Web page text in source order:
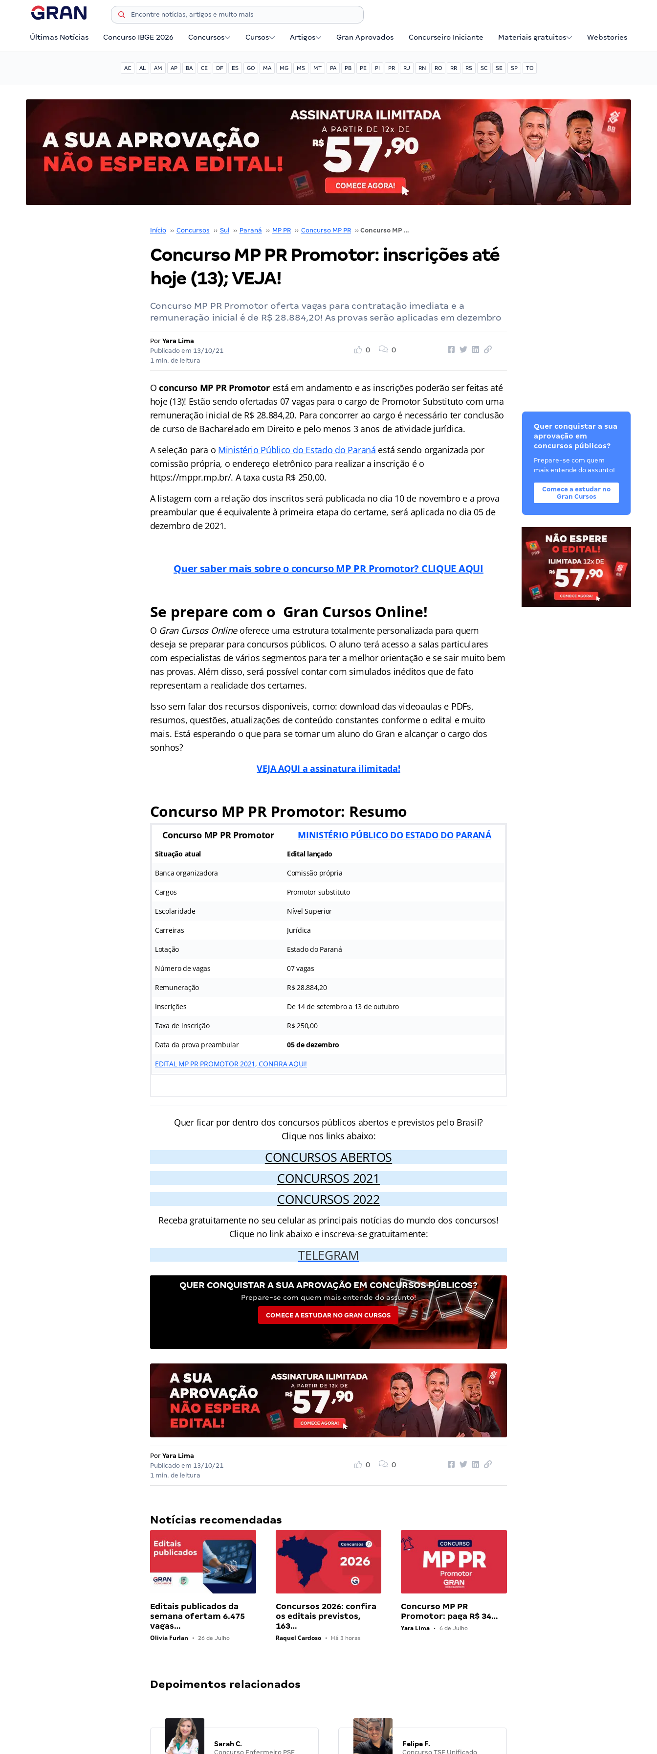
Últimas Notícias Concurso IBGE 2026 Concursos Cursos Artigos Gran Aprovados Concurseiro Iniciante Materiais gratuitos Webstories
AC AL AM AP BA CE DF ES GO MA MG MS MT PA PB PE PI PR RJ RN RO RR RS SC SE SP TO
Início ›› Concursos ›› Sul ›› Paraná ›› MP PR ›› Concurso MP PR ›› Concurso MP PR Promotor: inscrições até hoje (13); VEJA!
Concurso MP PR Promotor: inscrições até
hoje (13); VEJA!
Concurso MP PR Promotor oferta vagas para contratação imediata e a
remuneração inicial é de R$ 28.884,20! As provas serão aplicadas em dezembro
Por Yara Lima
Publicado em 13/10/21
1 min. de leitura
0 0
Oconcurso MP PR Promotorestá em andamento e as inscrições poderão ser feitas até
hoje (13)! Estão sendo ofertadas 07 vagas para o cargo de Promotor Substituto com uma
remuneração inicial de R$ 28.884,20. Para concorrer ao cargo é necessário ter conclusão
de curso de Bacharelado em Direito e pelo menos 3 anos de atividade jurídica.
A seleção para o Ministério Público do Estado do Paraná está sendo organizada por
comissão própria, o endereço eletrônico para realizar a inscrição é o
https://mppr.mp.br/. A taxa custa R$ 250,00.
A listagem com a relação dos inscritos será publicada no dia 10 de novembro e a prova
preambular que é equivalente à primeira etapa do certame, será aplicada no dia 05 de
dezembro de 2021.
Quer saber mais sobre o concurso MP PR Promotor? CLIQUE AQUI
Se prepare com o Gran Cursos Online!
O Gran Cursos Onlineoferece uma estrutura totalmente personalizada para quem
deseja se preparar para concursos públicos. O aluno terá acesso a salas particulares
com especialistas de vários segmentos para ter a melhor orientação e se sair muito bem
nas provas. Além disso, será possível contar com simulados inéditos que de fato
representam a realidade dos certames.
Isso sem falar dos recursos disponíveis, como: download das videoaulas e PDFs,
resumos, questões, atualizações de conteúdo constantes conforme o edital e muito
mais. Está esperando o que para se tornar um aluno do Gran e alcançar o cargo dos
sonhos?
VEJA AQUI a assinatura ilimitada!
Concurso MP PR Promotor: Resumo
Concurso MP PR Promotor MINISTÉRIO PÚBLICO DO ESTADO DO PARANÁ
Situação atual Edital lançado
Banca organizadora Comissão própria
Cargos Promotor substituto
Escolaridade Nível Superior
Carreiras Jurídica
Lotação Estado do Paraná
Número de vagas 07 vagas
Remuneração R$ 28.884,20
Inscrições De 14 de setembro a 13 de outubro
Taxa de inscrição R$ 250,00
Data da prova preambular 05 de dezembro
EDITAL MP PR PROMOTOR 2021, CONFIRA AQUI!
Quer ficar por dentro dos concursos públicos abertos e previstos pelo Brasil?
Clique nos links abaixo:
CONCURSOS ABERTOS
CONCURSOS 2021
CONCURSOS 2022
Receba gratuitamente no seu celular as principais notícias do mundo dos concursos!
Clique no link abaixo e inscreva-se gratuitamente:
TELEGRAM
QUER CONQUISTAR A SUA APROVAÇÃO EM CONCURSOS PÚBLICOS?
Prepare-se com quem mais entende do assunto!
COMECE A ESTUDAR NO GRAN CURSOS
Por Yara Lima
Publicado em 13/10/21
1 min. de leitura
0 0
Notícias recomendadas
Editais publicados da
semana ofertam 6.475
vagas…
Olivia Furlan • 26 de Julho
Concursos 2026: confira
os editais previstos,
163…
Raquel Cardoso • Há 3 horas
Concurso MP PR
Promotor: paga R$ 34…
Yara Lima • 6 de Julho
Depoimentos relacionados
Sarah C.
Concurso Enfermeiro PSF
Felipe F.
Concurso TSE Unificado
Quer conquistar a sua
aprovação em
concursos públicos?
Prepare-se com quem
mais entende do assunto!
Comece a estudar no
Gran Cursos